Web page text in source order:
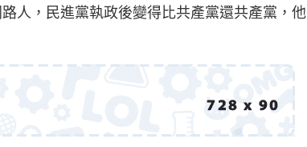
人，民進黨執政後變得比共產黨還共產黨，他